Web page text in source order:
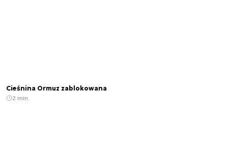
Cieśnina Ormuz zablokowana
2 min.